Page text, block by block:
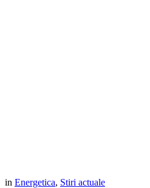
in Energetica, Stiri actuale